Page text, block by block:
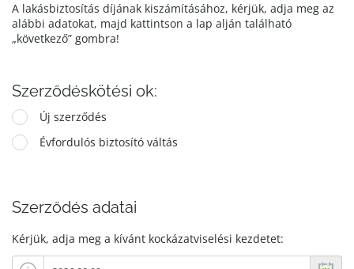
A lakásbiztosítás díjának kiszámításához, kérjük, adja meg az
alábbi adatokat, majd kattintson a lap alján található
„következő” gombra!
Szerződéskötési ok:
Új szerződés
Évfordulós biztosító váltás
Szerződés adatai
Kérjük, adja meg a kívánt kockázatviselési kezdetet: